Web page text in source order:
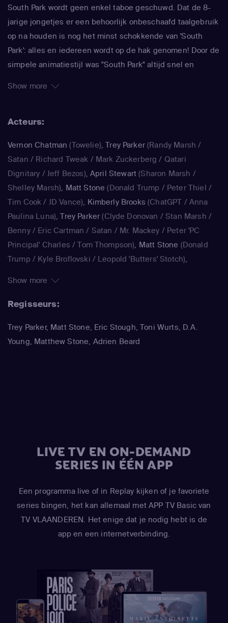
South Park wordt geen enkel taboe geschuwd. Dat de 8-
jarige jongetjes er een behoorlijk onbeschaafd taalgebruik
op na houden is nog het minst schokkende van 'South
Park': alles en iedereen wordt op de hak genomen! Door de
simpele animatiestijl was "South Park" altijd snel en
afgewisseld door absurde verhaallijnen over gigantische
zelden ongeschonden vanaf, als zij in "South Park" worden
gepersifleerd. Zo doken Michael Jackson, Paris Hilton, Al
Gore en Kanye West al in South Park op, om er maar een
paar te noemen.
Show more
Acteurs:
Vernon Chatman (Towelie),Trey Parker(Randy Marsh /
Satan / Richard Tweak / Mark Zuckerberg / Qatari
Dignitary / Jeff Bezos),April Stewart (Sharon Marsh /
Shelley Marsh), Matt Stone (Donald Trump / Peter Thiel /
Tim Cook / JD Vance), Kimberly Brooks (ChatGPT / Anna
Paulina Luna),Trey Parker (Clyde Donovan / Stan Marsh /
Benny / Eric Cartman / Satan / Mr. Mackey / Peter 'PC
Principal' Charles / Tom Thompson), Matt Stone (Donald
Trump / Kyle Broflovski / Leopold 'Butters' Stotch),
Cartman / Randy Marsh / Harrison Yates / Pi Pi / Water
/ Butters Stotch / ManBearPig / Mr. Cusslor),April Stewart
(Liane Cartman / Sharon Marsh / Shelly Marsh)
(Yentl Cartman),Kimberly Brooks(Interviewer)
Show more
Regisseurs:
Trey Parker, Matt Stone, Eric Stough, Toni Wurts, D.A.
Young, Matthew Stone, Adrien Beard
LIVE TV EN ON-DEMAND
SERIES IN ÉÉN APP
Een programma live of in Replay kijken of je favoriete
series bingen, het kan allemaal met APP TV Basic van
TV VLAANDEREN. Het enige dat je nodig hebt is de
app en een internetverbinding.